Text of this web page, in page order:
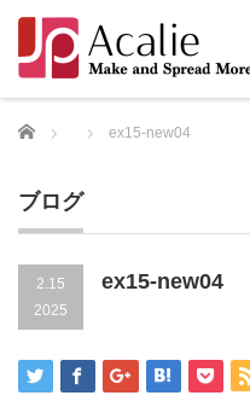
Home ex15-new04
ブログ
2.15
2025
ex15-new04